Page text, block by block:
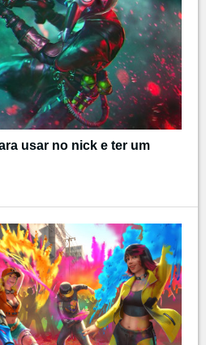
usar no nick e ter um